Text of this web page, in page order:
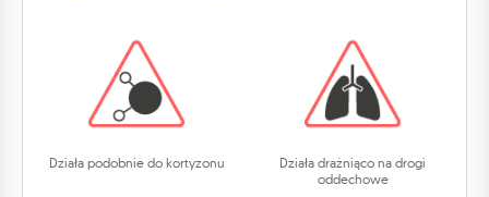
Działa podobnie do kortyzonu
Działa drażniąco na drogi
oddechowe